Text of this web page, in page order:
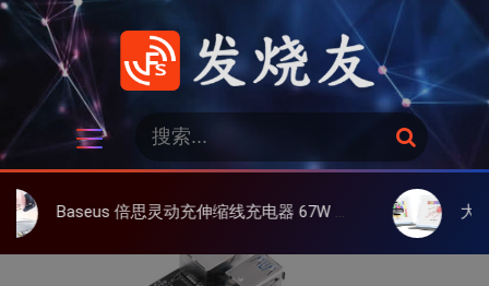
跳
发烧友
：
搜
索
倍思灵动充伸缩线充电器 67W 3C，超耐用可伸缩线、氮化镓、3C多设备同时充 大上 Paperlike 13K